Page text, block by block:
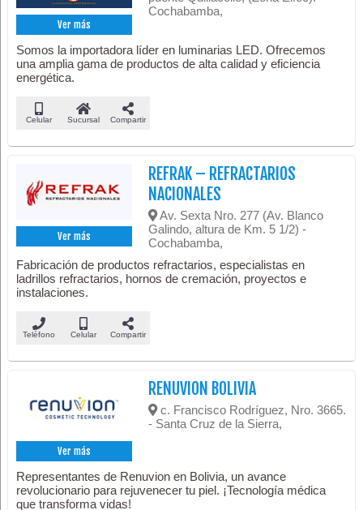
Ver más
Cochabamba,
Somos la importadora líder en luminarias LED. Ofrecemos
una amplia gama de productos de alta calidad y eficiencia
energética.
Celular Sucursal Compartir
Ver más
REFRAK – REFRACTARIOS
NACIONALES
Av. Sexta Nro. 277 (Av. Blanco
Galindo, altura de Km. 5 1/2) -
Cochabamba,
Fabricación de productos refractarios, especialistas en
ladrillos refractarios, hornos de cremación, proyectos e
instalaciones.
Teléfono Celular Compartir
Ver más
RENUVION BOLIVIA
c. Francisco Rodríguez, Nro. 3665.
- Santa Cruz de la Sierra,
Representantes de Renuvion en Bolivia, un avance
revolucionario para rejuvenecer tu piel. ¡Tecnología médica
que transforma vidas!